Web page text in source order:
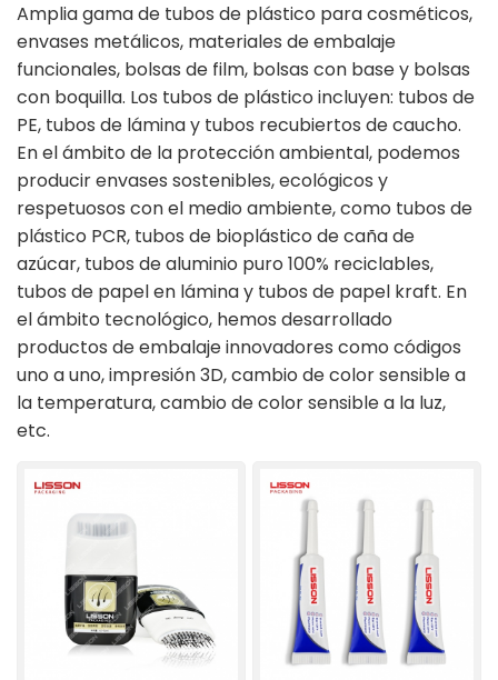
العربية
日本語
한국의
ไทย
Tiếng việt
中文
Amplia gama de tubos de plástico para cosméticos,
envases metálicos, materiales de embalaje
funcionales, bolsas de film, bolsas con base y bolsas
con boquilla. Los tubos de plástico incluyen: tubos de
PE, tubos de lámina y tubos recubiertos de caucho.
En el ámbito de la protección ambiental, podemos
producir envases sostenibles, ecológicos y
respetuosos con el medio ambiente, como tubos de
plástico PCR, tubos de bioplástico de caña de
azúcar, tubos de aluminio puro 100% reciclables,
tubos de papel en lámina y tubos de papel kraft. En
el ámbito tecnológico, hemos desarrollado
productos de embalaje innovadores como códigos
uno a uno, impresión 3D, cambio de color sensible a
la temperatura, cambio de color sensible a la luz,
etc.